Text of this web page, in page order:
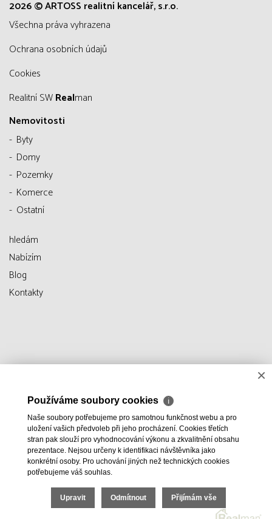
2026 © ARTOSS realitní kancelář, s.r.o.
všechna práva vyhrazena
Ochrana osobních údajů
Cookies
Realitní SWRealman
Nemovitosti
Byty
Domy
Pozemky
Komerce
Ostatní
hledám
Nabízím
Blog
Kontakty
×
Používáme soubory cookies ℹ
Naše soubory potřebujeme pro samotnou funkčnost webu a pro
uložení vašich předvoleb při jeho procházení. Cookies třetích
stran pak slouží pro vyhodnocování výkonu a zkvalitnění obsahu
prezentace. Nejsou určeny k identifikaci návštěvníka jako
konkrétní osoby. Pro uchování jiných než technických cookies
potřebujeme váš souhlas.
Upravit Odmítnout Přijímám vše